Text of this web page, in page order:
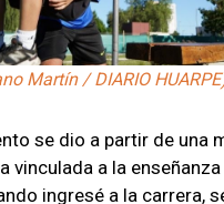
Martín / DIARIO
se dio a partir de una
vinculada a la
ingresé a la carrera,